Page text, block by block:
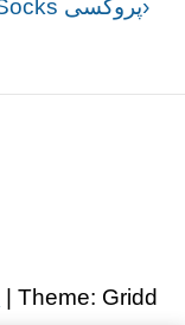
پروکسی Socks چیست؟
| Theme: Gridd